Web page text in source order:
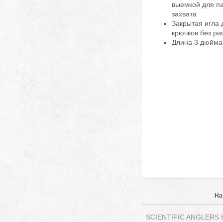
выемкой для
захвата
Закрытая игла
крючков без
Длина 3 дюйма
SCIENTIFIC ANGLERS